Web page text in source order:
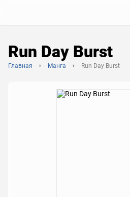
Run Day Burst
Главная Манга Run Day Burst